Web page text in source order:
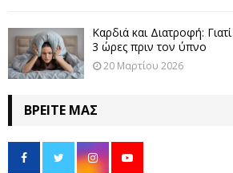
Καρδιά και Διατροφή:
3 ώρες πριν τον ύπνο
20 Μαρτίου 2026
ΒΡΕΊΤΕ ΜΑΣ